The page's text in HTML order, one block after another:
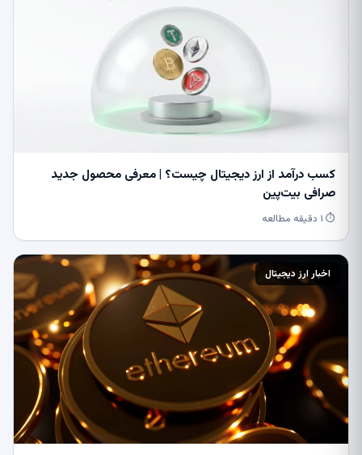
کسب درآمد از ارز دیجیتال چیست؟ | معرفی محصول جدید
صرافی بیت‌پین
⏱ ۱ دقیقه مطالعه
اخبار ارز دیجیتال